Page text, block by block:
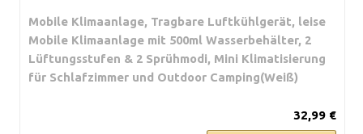
Mobile Klimaanlage, Tragbare Luftkühlgerät, leise
Mobile Klimaanlage mit 500ml Wasserbehälter, 2
Lüftungsstufen & 2 Sprühmodi, Mini Klimatisierung
für Schlafzimmer und Outdoor Camping(Weiß)
32,99 €